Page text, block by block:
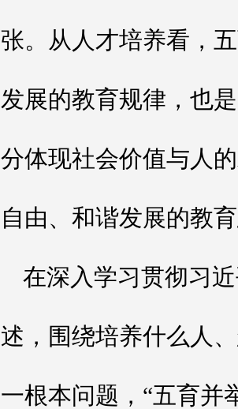
张。从人才培养看，
发展的教育规律，也
分体现社会价值与人
自由、和谐发展的教
在深入学习贯彻习
述，围绕培养什么人
一根本问题，“五育并